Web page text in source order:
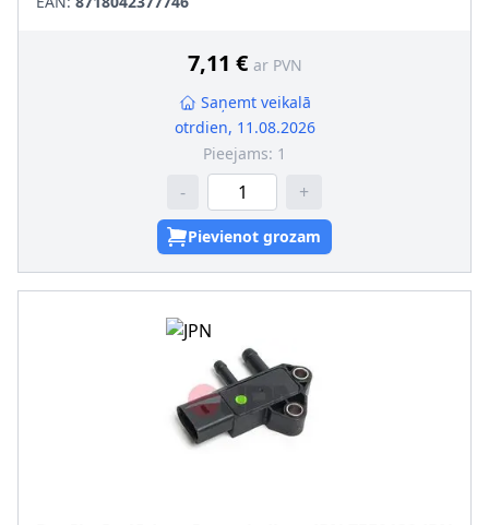
7,11 € ar PVN
Saņemt veikalā
otrdien, 11.08.2026
Pieejams: 1
- +
Pievienot grozam